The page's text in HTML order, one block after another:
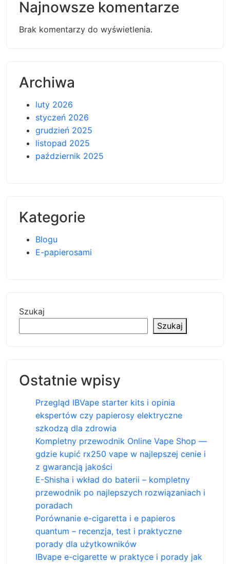
Najnowsze komentarze
Brak komentarzy do wyświetlenia.
Archiwa
luty 2026
styczeń 2026
grudzień 2025
listopad 2025
październik 2025
Kategorie
Blogu
E-papierosami
Szukaj
Szukaj
Ostatnie wpisy
Przegląd IBVape starter kits i opinia
ekspertów czy papierosy elektryczne
szkodzą dla zdrowia
Kompletny przewodnik Online Vape Shop —
gdzie kupić rx250 vape w najlepszej cenie i
z gwarancją jakości
E-Shisha i wkład do baterii – kompletny
przewodnik po najlepszych rozwiązaniach i
poradach
Porównanie e-cigaretta i e papieros
quantum – recenzja, test i praktyczne
porady dla użytkowników
IBvape e-cigarette w praktyce i porady jak